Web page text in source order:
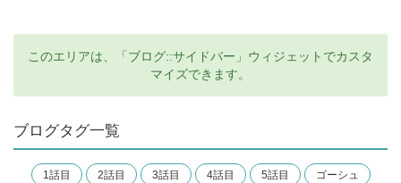
このエリアは、「ブログ::サイドバー」ウィジェットでカスタ
マイズできます。
ブログタグ一覧
1話目 2話目 3話目 4話目 5話目 ゴーシュ